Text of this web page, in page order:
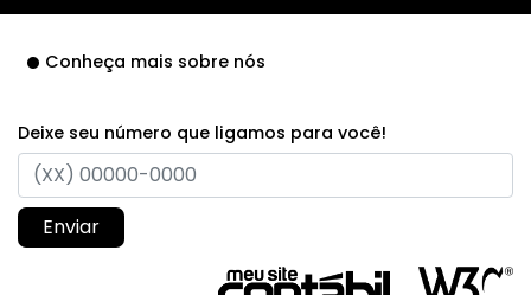
Conheça mais sobre nós
Deixe seu número que ligamos para você!
Enviar